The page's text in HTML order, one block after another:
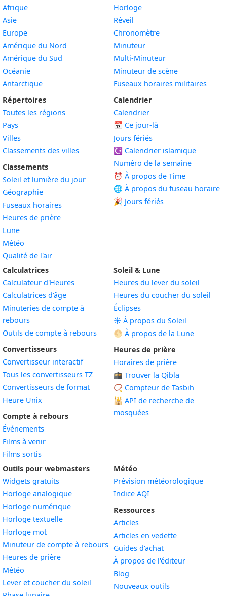
Afrique
Asie
Europe
Amérique du Nord
Amérique du Sud
Océanie
Antarctique
Répertoires
Toutes les régions
Pays
Villes
Classements des villes
Classements
Soleil et lumière du jour
Géographie
Fuseaux horaires
Heures de prière
Lune
Météo
Qualité de l'air
Horloge
Réveil
Chronomètre
Minuteur
Multi-Minuteur
Minuteur de scène
Fuseaux horaires militaires
Calendrier
Calendrier
📅 Ce jour-là
Jours fériés
☪️ Calendrier islamique
Numéro de la semaine
⏰ À propos de Time
🌐 À propos du fuseau horaire
🎉 Jours fériés
Calculatrices
Calculateur d'Heures
Calculatrices d'âge
Minuteries de compte à
rebours
Outils de compte à rebours
Convertisseurs
Convertisseur interactif
Tous les convertisseurs TZ
Convertisseurs de format
Heure Unix
Compte à rebours
Événements
Films à venir
Films sortis
Soleil & Lune
Heures du lever du soleil
Heures du coucher du soleil
Éclipses
☀️ À propos du Soleil
🌕 À propos de la Lune
Heures de prière
Horaires de prière
🕋 Trouver la Qibla
📿 Compteur de Tasbih
🕌 API de recherche de
mosquées
Outils pour webmasters
Widgets gratuits
Horloge analogiqueWidget
Horloge numériqueWidget
Horloge textuelleWidget
Horloge motWidget
Minuteur de compte à rebours Widget
Heures de prièreWidget
Météo
Lever et coucher du soleil
Widget
Météo
Prévision météorologique
Indice AQI
Ressources
Articles
Articles en vedette
Guides d'achat
À propos de l'éditeur
Blog
Nouveaux outils